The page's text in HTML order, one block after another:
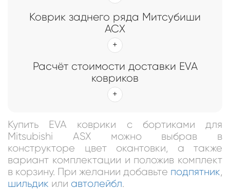
Коврик заднего ряда Митсубиши
АСX
Расчёт стоимости доставки EVA
ковриков
Купить EVA коврики с бортиками для
Mitsubishi ASX можно выбрав в
конструкторе цвет окантовки, а также
вариант комплектации и положив комплект
в корзину. При желании добавьте подпятник,
шильдик или автолейбл.